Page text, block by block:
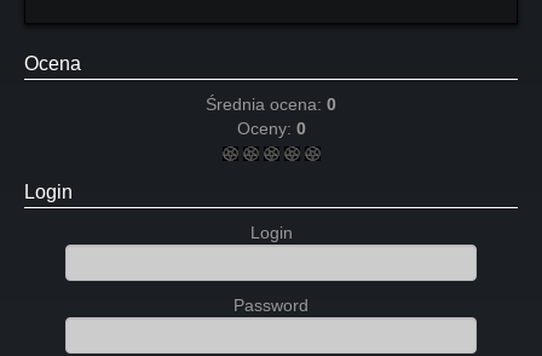
Ocena
Średnia ocena: 0
Oceny: 0
Login
Login
Password